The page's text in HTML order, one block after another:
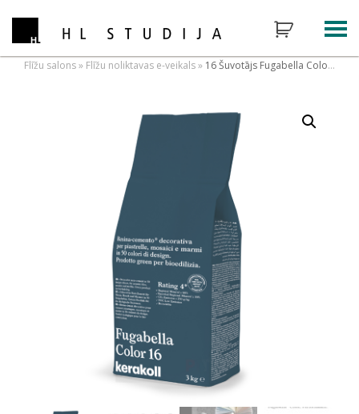
Flīžu salons» Flīžu noliktavas e-veikals» 16 Šuvotājs Fugabella Color 16, 3kg